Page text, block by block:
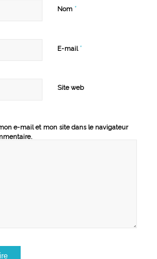
Nom *
E-mail *
Site web
e-mail et mon site dans le navigateur